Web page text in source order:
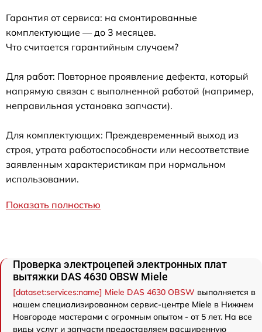
Гарантия от сервиса: на смонтированные
комплектующие — до 3 месяцев.
Что считается гарантийным случаем?
Для работ: Повторное проявление дефекта, который
напрямую связан с выполненной работой (например,
неправильная установка запчасти).
Для комплектующих: Преждевременный выход из
строя, утрата работоспособности или несоответствие
заявленным характеристикам при нормальном
использовании.
Показать полностью
Проверка электроцепей электронных плат
вытяжки DAS 4630 OBSW Miele
[dataset:services:name] Miele DAS 4630 OBSW выполняется в
нашем специализированном сервис-центре Miele в Нижнем
Новгороде мастерами с огромным опытом - от 5 лет. На все
виды услуг и запчасти предоставляем расширенную